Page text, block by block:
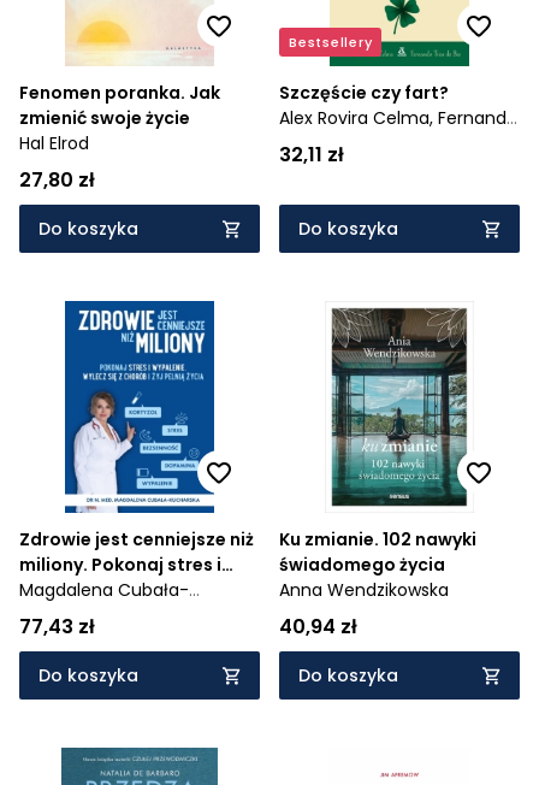
Fenomen poranka. Jak
zmienić swoje życie
Hal Elrod
27,80 zł
Do koszyka
Bestsellery
Szczęście czy fart?
Alex Rovira Celma, Fernando
Trías De Bes
32,11 zł
Do koszyka
Zdrowie jest cenniejsze niż
miliony. Pokonaj stres i
wypalenie, wylecz się z
chorób i żyj pełnią życ
Magdalena Cubała-
Kucharska
77,43 zł
Do koszyka
Ku zmianie. 102 nawyki
świadomego życia
Anna Wendzikowska
40,94 zł
Do koszyka